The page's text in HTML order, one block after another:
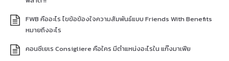
FWB คืออะไร ไขข้อข้องใจความสัมพันธ์แบบ Friends With Benefits
หมายถึงอะไร
คอนซีเยเร Consigliere คือใคร มีตำแหน่งอะไรใน แก๊งมาเฟีย